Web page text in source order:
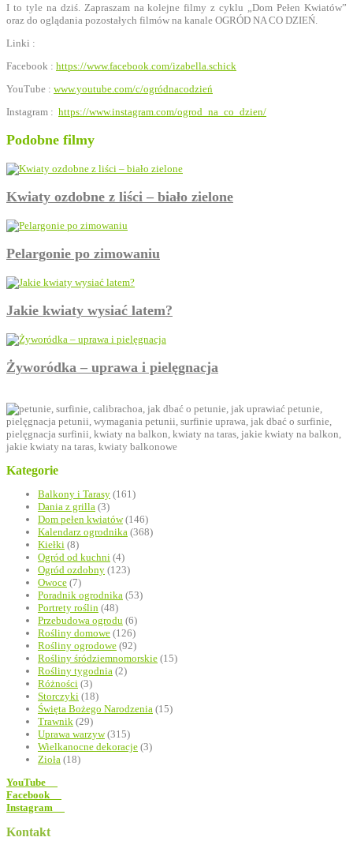
I to tyle na dziś. Zapraszam na kolejne filmy z cyklu „Dom Pełen Kwiatów”
oraz do oglądania pozostałych filmów na kanale OGRÓD NA CO DZIEŃ.
Linki :
Facebook : https://www.facebook.com/izabella.schick
YouTube : www.youtube.com/c/ogródnacodzień
Instagram : https://www.instagram.com/ogrod_na_co_dzien/
Podobne filmy
Kwiaty ozdobne z liści – biało zielone
Pelargonie po zimowaniu
Jakie kwiaty wysiać latem?
Żyworódka – uprawa i pielęgnacja
Kategorie
Balkony i Tarasy (161)
Dania z grilla (3)
Dom pełen kwiatów(146)
Kalendarz ogrodnika (368)
Kiełki (8)
Ogród od kuchni (4)
Ogród ozdobny (123)
Owoce (7)
Poradnik ogrodnika (53)
Portrety roślin (48)
Przebudowa ogrodu (6)
Rośliny domowe (126)
Rośliny ogrodowe (92)
Rośliny śródziemnomorskie (15)
Rośliny tygodnia (2)
Różności (3)
Storczyki (18)
Święta Bożego Narodzenia (15)
Trawnik (29)
Uprawa warzyw(315)
Wielkanocne dekoracje (3)
Zioła (18)
YouTube
Facebook
Instagram
Kontakt